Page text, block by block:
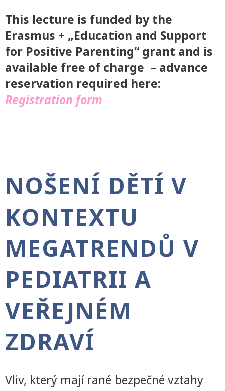
This lecture is funded by the
Erasmus + „Education and Support
for Positive Parenting“ grant and is
available free of charge – advance
reservation required here:
Registration form
NOŠENÍ DĚTÍ V
KONTEXTU
MEGATRENDŮ V
PEDIATRII A
VEŘEJNÉM
ZDRAVÍ
Vliv, který mají rané bezpečné vztahy